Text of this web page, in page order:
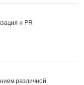
и PR
различной